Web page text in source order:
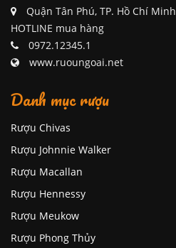
Quận Tân Phú, TP. Hồ Chí Minh
HOTLINE mua hàng
0972.12345.1
www.ruoungoai.net
Danh mục rượu
Rượu Chivas
Rượu Johnnie Walker
Rượu Macallan
Rượu Hennessy
Rượu Meukow
Rượu Phong Thủy